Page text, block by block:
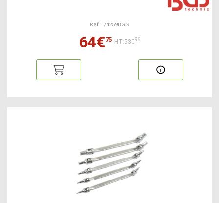
Ref : 74259BGS
64€75 HT:53€96